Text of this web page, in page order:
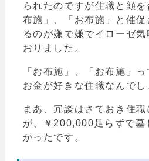
られたのですが住職と顔
布施」、「お布施」と催
るのが嫌で嫌でイローゼ
おりました。
「お布施」、「お布施」
お金が好きな住職なんでし
まあ、冗談はさておき住
が、￥200,000足らずで墓
かったです。